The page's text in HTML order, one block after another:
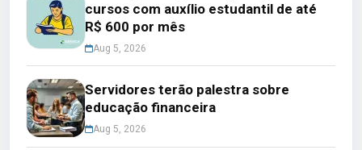
cursos com auxílio estudantil de até
R$ 600 por mês
Aug 5, 2026
Servidores terão palestra sobre
educação financeira
Aug 5, 2026